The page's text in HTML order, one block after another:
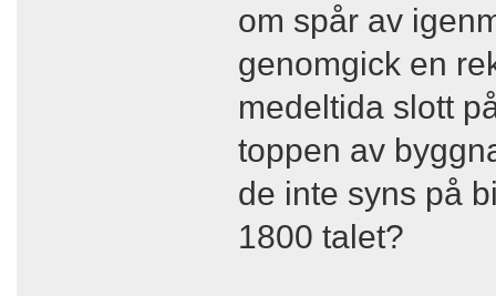
om spår av
genomgick en
medeltida slott
toppen av
de inte syns på
1800 talet?